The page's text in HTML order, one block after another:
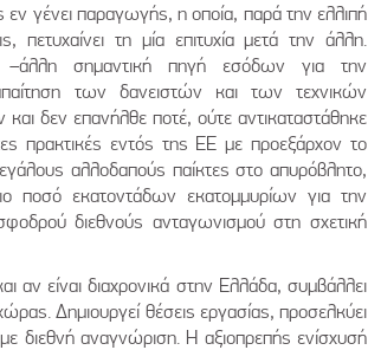
εν γένει παραγωγής, η οποία, παρά την ελλιπή
πετυχαίνει τη μία επιτυχία μετά την άλλη.
σημαντική πηγή εσόδων για την
των δανειστών και των τεχνικών
δεν επανήλθε ποτέ, ούτε αντικαταστάθηκε
πρακτικές εντός της ΕΕ με προεξάρχον το
αλλοδαπούς παίκτες στο απυρόβλητο,
ποσό εκατοντάδων εκατομμυρίων για την
διεθνούς ανταγωνισμού στη σχετική
αν είναι διαχρονικά στην Ελλάδα, συμβάλλει
Δημιουργεί θέσεις εργασίας, προσελκύει
διεθνή αναγνώριση. Η αξιοπρεπής ενίσχυσή